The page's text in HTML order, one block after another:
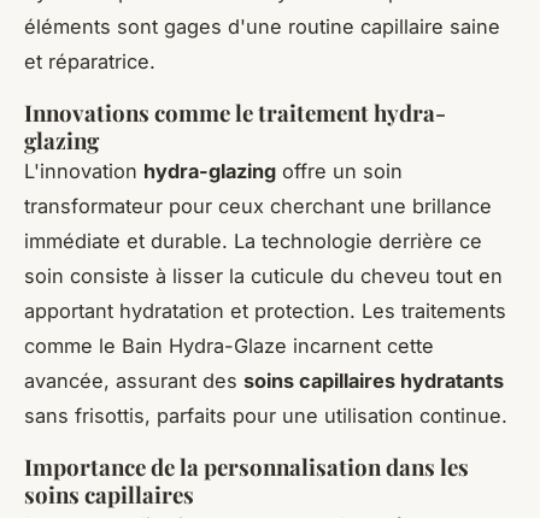
éléments sont gages d'une routine capillaire saine
et réparatrice.
Innovations comme le traitement hydra-
glazing
L'innovation hydra-glazing offre un soin
transformateur pour ceux cherchant une brillance
immédiate et durable. La technologie derrière ce
soin consiste à lisser la cuticule du cheveu tout en
apportant hydratation et protection. Les traitements
comme le Bain Hydra-Glaze incarnent cette
avancée, assurant des soins capillaires hydratants
sans frisottis, parfaits pour une utilisation continue.
Importance de la personnalisation dans les
soins capillaires